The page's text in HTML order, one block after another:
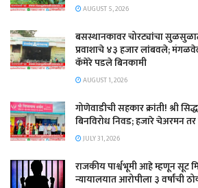
AUGUST 5, 2026
बसस्थानकावर चोरट्यांचा
प्रवाशाचे ४३ हजार लांबवले;
कॅमेरे पडले बिनकामी
AUGUST 1, 2026
गोणेवाडीची सहकार क्रांती! श्री
बिनविरोध निवड; हजारे चेअरमन तर
JULY 31, 2026
राजकीय पार्श्वभूमी आहे म्हणून सूट
न्यायालयात आरोपीला ३ वर्षांची